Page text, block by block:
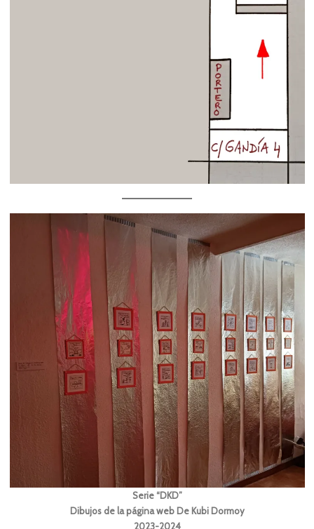
Serie “DKD”
Dibujos de la página web De Kubi Dormoy
2023-2024